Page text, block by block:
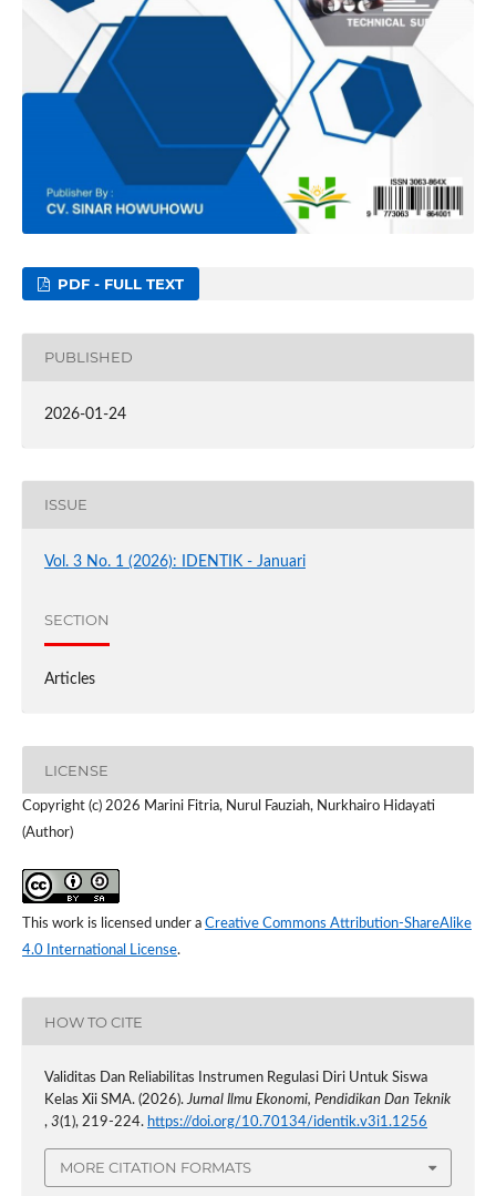
PDF - FULL TEXT
PUBLISHED
2026-01-24
ISSUE
Vol. 3 No. 1 (2026): IDENTIK - Januari
SECTION
Articles
LICENSE
Copyright (c) 2026 Marini Fitria, Nurul Fauziah, Nurkhairo Hidayati
(Author)
This work is licensed under a Creative Commons Attribution-ShareAlike
4.0 International License.
HOW TO CITE
Validitas Dan Reliabilitas Instrumen Regulasi Diri Untuk Siswa
Kelas Xii SMA. (2026).Jurnal Ilmu Ekonomi, Pendidikan Dan Teknik
, 3(1), 219-224. https://doi.org/10.70134/identik.v3i1.1256
MORE CITATION FORMATS